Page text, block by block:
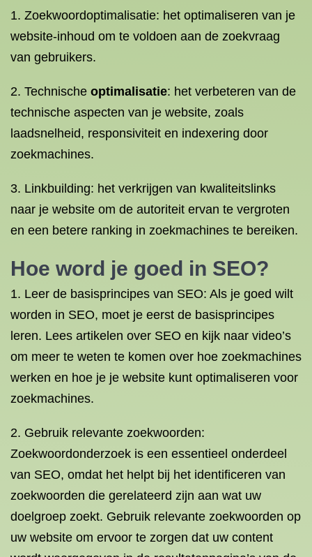
1. Zoekwoordoptimalisatie: het optimaliseren van je
website-inhoud om te voldoen aan de zoekvraag
van gebruikers.
2. Technische optimalisatie: het verbeteren van de
technische aspecten van je website, zoals
laadsnelheid, responsiviteit en indexering door
zoekmachines.
3. Linkbuilding: het verkrijgen van kwaliteitslinks
naar je website om de autoriteit ervan te vergroten
en een betere ranking in zoekmachines te bereiken.
Hoe word je goed in SEO?
1. Leer de basisprincipes van SEO: Als je goed wilt
worden in SEO, moet je eerst de basisprincipes
leren. Lees artikelen over SEO en kijk naar video’s
om meer te weten te komen over hoe zoekmachines
werken en hoe je je website kunt optimaliseren voor
zoekmachines.
2. Gebruik relevante zoekwoorden:
Zoekwoordonderzoek is een essentieel onderdeel
van SEO, omdat het helpt bij het identificeren van
zoekwoorden die gerelateerd zijn aan wat uw
doelgroep zoekt. Gebruik relevante zoekwoorden op
uw website om ervoor te zorgen dat uw content